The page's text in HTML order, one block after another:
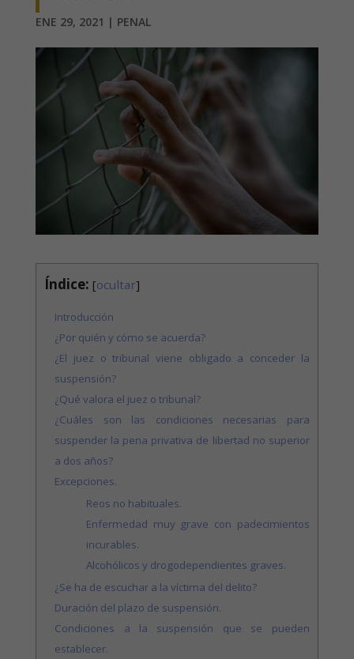
ENE 29, 2021 | PENAL
Índice: [ocultar]
Introducción
¿Por quién y cómo se acuerda?
¿El juez o tribunal viene obligado a conceder la
suspensión?
¿Qué valora el juez o tribunal?
¿Cuáles son las condiciones necesarias para
suspender la pena privativa de libertad no superior
a dos años?
Excepciones.
Reos no habituales.
Enfermedad muy grave con padecimientos
incurables.
Alcohólicos y drogodependientes graves.
¿Se ha de escuchar a la víctima del delito?
Duración del plazo de suspensión.
Condiciones a la suspensión que se pueden
establecer.